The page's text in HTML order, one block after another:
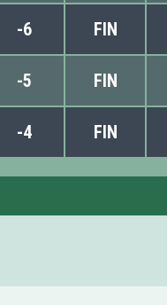
-6 FIN
-5 FIN
-4 FIN